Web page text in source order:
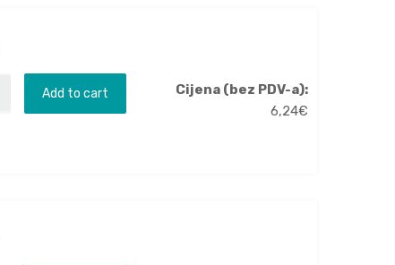
Add to cart
Cijena (bez PDV-a):
6,24€